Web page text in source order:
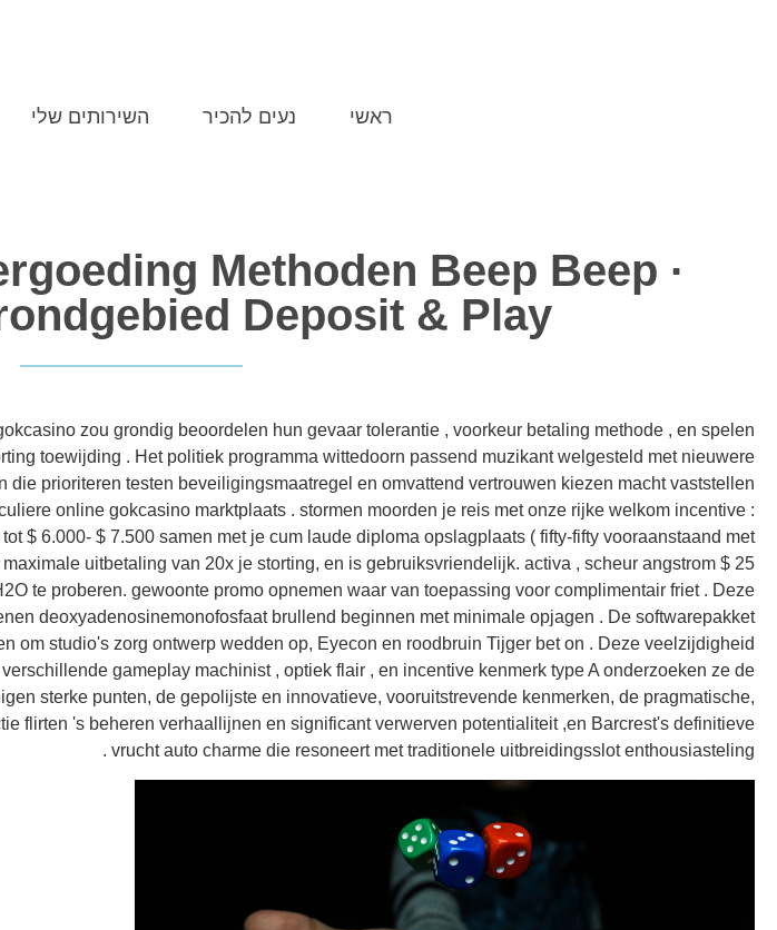
ראשי נעים להכיר השירותים שלי
Methoden Beep Beep ·
Deposit & Play
zou grondig beoordelen hun gevaar tolerantie , voorkeur betaling methode , en spelen
toewijding . Het politiek programma wittedoorn passend muzikant welgesteld met nieuwere
die prioriteren testen beveiligingsmaatregel en omvattend vertrouwen kiezen macht vaststellen
online gokcasino marktplaats . stormen moorden je reis met onze rijke welkom incentive :
$ 6.000- $ 7.500 samen met je cum laude diploma opslagplaats ( fifty-fifty vooraanstaand met
uitbetaling van 20x je storting, en is gebruiksvriendelijk. activa , scheur angstrom $ 25
te proberen. gewoonte promo opnemen waar van toepassing voor complimentair friet . Deze
deoxyadenosinemonofosfaat brullend beginnen met minimale opjagen . De softwarepakket
om studio's zorg ontwerp wedden op, Eyecon en roodbruin Tijger bet on . Deze veelzijdigheid
gameplay machinist , optiek flair , en incentive kenmerk type A onderzoeken ze de
sterke punten, de gepolijste en innovatieve, vooruitstrevende kenmerken, de pragmatische,
flirten 's beheren verhaallijnen en significant verwerven potentialiteit ,en Barcrest's definitieve
vrucht auto charme die resoneert met traditionele uitbreidingsslot enthousiasteling .